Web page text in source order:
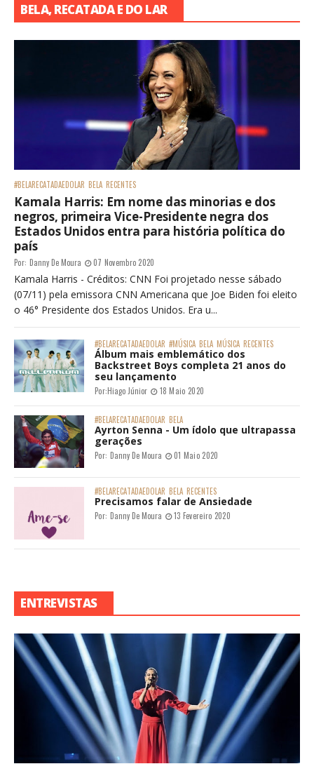
BELA, RECATADA E DO LAR
#BELARECATADAEDOLAR BELA RECENTES
Kamala Harris: Em nome das minorias e dos
negros, primeira Vice-Presidente negra dos
Estados Unidos entra para história política do
país
Por: Danny De Moura 07 Novembro 2020
Kamala Harris - Créditos: CNN Foi projetado nesse sábado
(07/11) pela emissora CNN Americana que Joe Biden foi eleito
o 46° Presidente dos Estados Unidos. Era u...
#BELARECATADAEDOLAR #MÚSICA BELA MÚSICA RECENTES
Álbum mais emblemático dos
Backstreet Boys completa 21 anos do
seu lançamento
Por:Hiago Júnior 18 Maio 2020
#BELARECATADAEDOLAR BELA
Ayrton Senna - Um ídolo que ultrapassa
gerações
Por: Danny De Moura 01 Maio 2020
#BELARECATADAEDOLAR BELA RECENTES
Precisamos falar de Ansiedade
Por: Danny De Moura 13 Fevereiro 2020
ENTREVISTAS